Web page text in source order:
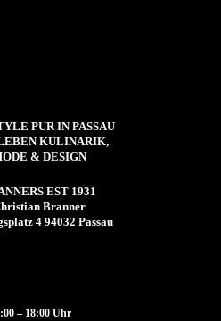
PUR IN PASSAU
KULINARIK,
& DESIGN
EST 1931
Branner
4 94032 Passau
– 18:00 Uhr